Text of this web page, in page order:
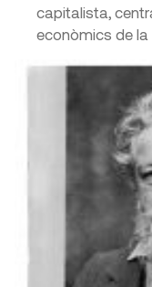
capitalista,
econòmics de la